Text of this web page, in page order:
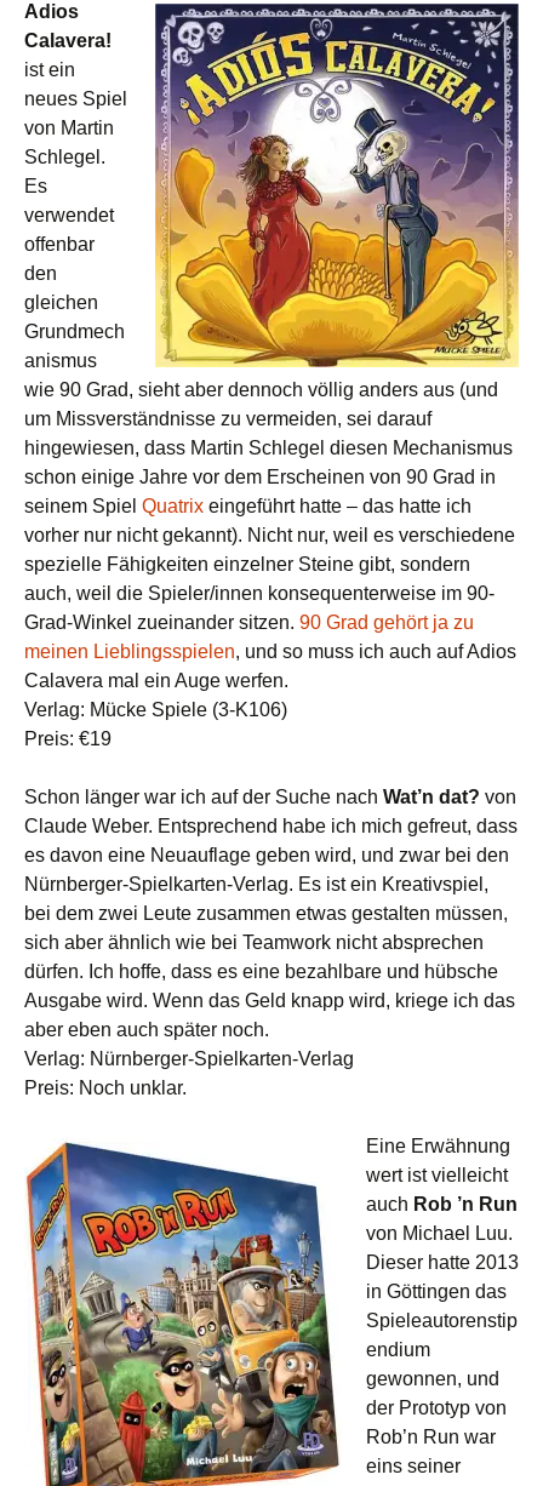
Adios
Calavera!
ist ein
neues Spiel
von Martin
Schlegel.
Es
verwendet
offenbar
den
gleichen
Grundmech
anismus
wie 90 Grad, sieht aber dennoch völlig anders aus (und
um Missverständnisse zu vermeiden, sei darauf
hingewiesen, dass Martin Schlegel diesen Mechanismus
schon einige Jahre vor dem Erscheinen von 90 Grad in
seinem Spiel Quatrix eingeführt hatte – das hatte ich
vorher nur nicht gekannt). Nicht nur, weil es verschiedene
spezielle Fähigkeiten einzelner Steine gibt, sondern
auch, weil die Spieler/innen konsequenterweise im 90-
Grad-Winkel zueinander sitzen. 90 Grad gehört ja zu
meinen Lieblingsspielen, und so muss ich auch auf Adios
Calavera mal ein Auge werfen.
Verlag: Mücke Spiele (3-K106)
Preis: €19
Schon länger war ich auf der Suche nach Wat’n dat? von
Claude Weber. Entsprechend habe ich mich gefreut, dass
es davon eine Neuauflage geben wird, und zwar bei den
Nürnberger-Spielkarten-Verlag. Es ist ein Kreativspiel,
bei dem zwei Leute zusammen etwas gestalten müssen,
sich aber ähnlich wie bei Teamwork nicht absprechen
dürfen. Ich hoffe, dass es eine bezahlbare und hübsche
Ausgabe wird. Wenn das Geld knapp wird, kriege ich das
aber eben auch später noch.
Verlag: Nürnberger-Spielkarten-Verlag
Preis: Noch unklar.
Eine Erwähnung
wert ist vielleicht
auch Rob ’n Run
von Michael Luu.
Dieser hatte 2013
in Göttingen das
Spieleautorenstip
endium
gewonnen, und
der Prototyp von
Rob’n Run war
eins seiner